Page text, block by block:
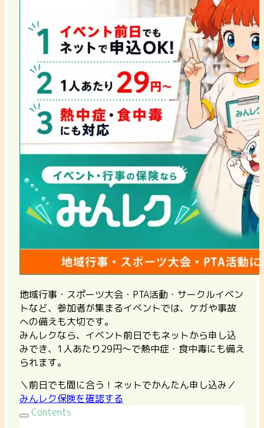
地域行事・スポーツ大会・PTA活動・サークルイベン
トなど、参加者が集まるイベントでは、ケガや事故
への備えも大切です。
みんレクなら、イベント前日でもネットから申し込
みでき、1人あたり29円〜で熱中症・食中毒にも備え
られます。
＼前日でも間に合う！ネットでかんたん申し込み／
みんレク保険を確認する
Contents